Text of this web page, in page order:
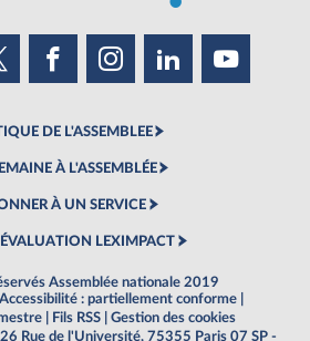
DE L'ASSEMBLEE
À L'ASSEMBLÉE
À UN SERVICE
LEXIMPACT
Assemblée nationale 2019
Accessibilité : partiellement conforme
Fils RSS
Gestion des cookies
Rue de l'Université, 75355 Paris 07 SP -